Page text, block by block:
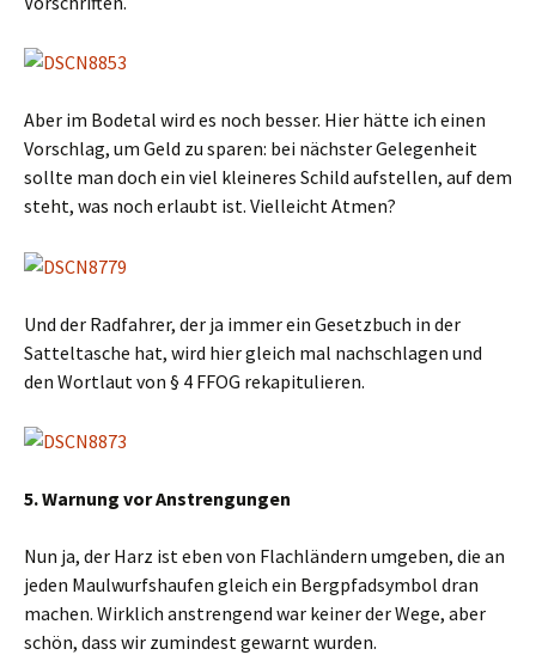
Aber im Bodetal wird es noch besser. Hier hätte ich einen
Vorschlag, um Geld zu sparen: bei nächster Gelegenheit
sollte man doch ein viel kleineres Schild aufstellen, auf dem
steht, was noch erlaubt ist. Vielleicht Atmen?
Und der Radfahrer, der ja immer ein Gesetzbuch in der
Satteltasche hat, wird hier gleich mal nachschlagen und
den Wortlaut von § 4 FFOG rekapitulieren.
5. Warnung vor Anstrengungen
Nun ja, der Harz ist eben von Flachländern umgeben, die an
jeden Maulwurfshaufen gleich ein Bergpfadsymbol dran
machen. Wirklich anstrengend war keiner der Wege, aber
schön, dass wir zumindest gewarnt wurden.